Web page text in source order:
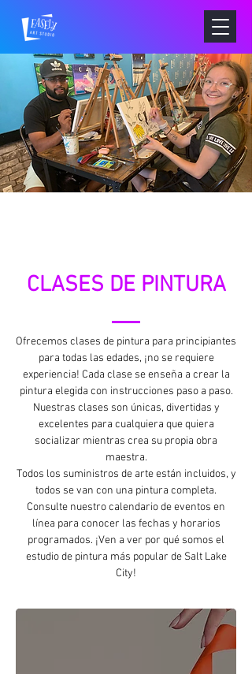
CLASES DE PINTURA
Ofrecemos clases de pintura para principiantes
para todas las edades, ¡no se requiere
experiencia! Cada clase se enseña a crear la
pintura elegida con instrucciones paso a paso.
Nuestras clases son únicas, divertidas y
excelentes para cualquiera que quiera
socializar mientras crea su propia obra
maestra.
Todos los suministros de arte están incluidos, y
todos se van con una pintura completa.
Consulte nuestro calendario de eventos en
línea para conocer las fechas y horarios
programados. ¡Ven a ver por qué somos el
estudio de pintura más popular de Salt Lake
City!